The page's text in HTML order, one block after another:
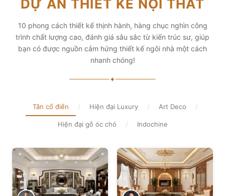
diện tích và thẩm mỹ
Xem chi tiết
DỰ ÁN THIẾT KẾ NỘI THẤT
10 phong cách thiết kế thịnh hành, hàng chục nghìn công
trình chất lượng cao, đánh giá sâu sắc từ kiến trúc sư, giúp
bạn có được nguồn cảm hứng thiết kế ngôi nhà một cách
nhanh chóng!
✦
Tân cổ điển / Hiện đại Luxury / Art Deco /
Hiện đại gỗ óc chó / Indochine